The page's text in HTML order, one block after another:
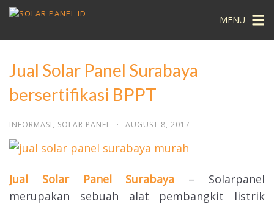
MENU
Jual Solar Panel Surabaya
bersertifikasi BPPT
INFORMASI, SOLAR PANEL · AUGUST 8, 2017
Jual Solar Panel Surabaya – Solarpanel
merupakan sebuah alat pembangkit listrik